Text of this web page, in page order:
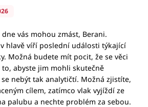
vás mohou zmást, Berani.
hlavě víří poslední události týkající
Možná budete mít pocit, že se věci
abyste jim mohli skutečně
nebýt tak analytičtí. Možná zjistíte,
cílem, zatímco vlak vyjíždí ze
palubu a nechte problém za sebou.